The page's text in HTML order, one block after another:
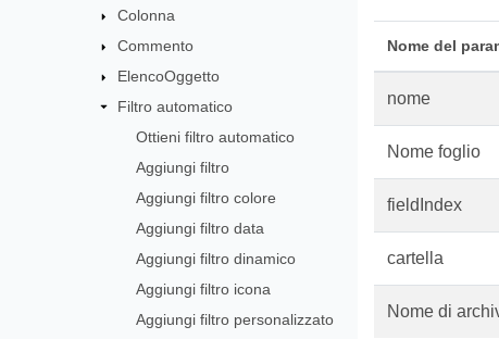
Colonna
Commento
ElencoOggetto
Filtro automatico
Ottieni filtro automatico
Aggiungi filtro
Aggiungi filtro colore
Aggiungi filtro data
Aggiungi filtro dinamico
Aggiungi filtro icona
Aggiungi filtro personalizzato
Nome del
nome
Nome foglio
fieldIndex
cartella
Nome di